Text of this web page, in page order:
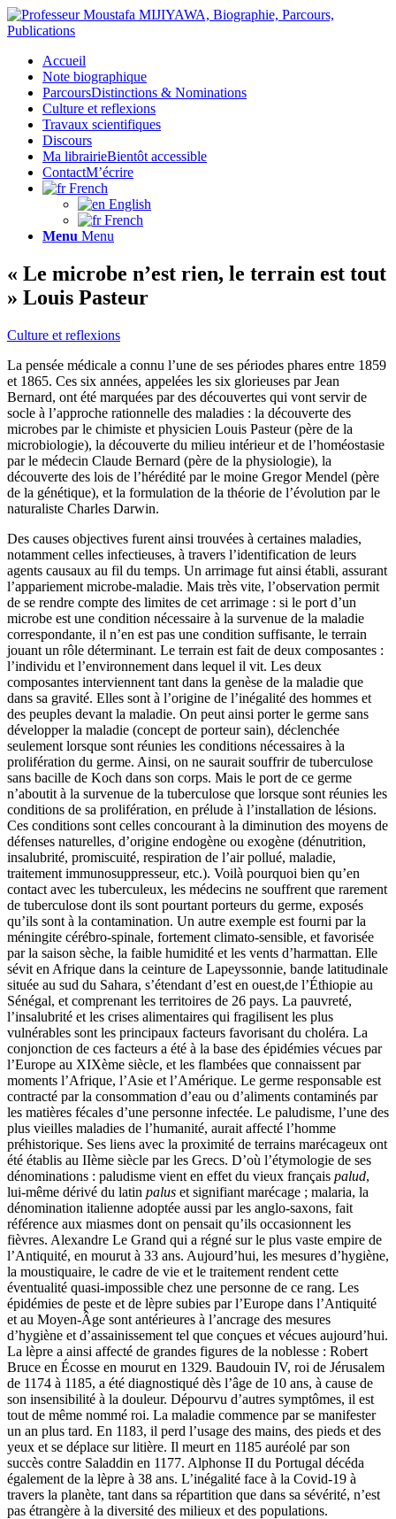
Accueil
Note biographique
ParcoursDistinctions & Nominations
Culture et reflexions
Travaux scientifiques
Discours
Ma librairieBientôt accessible
ContactM’écrire
French
English
French
Menu Menu
« Le microbe n’est rien, le terrain est tout
» Louis Pasteur
Culture et reflexions
La pensée médicale a connu l’une de ses périodes phares entre 1859
et 1865. Ces six années, appelées les six glorieuses par Jean
Bernard, ont été marquées par des découvertes qui vont servir de
socle à l’approche rationnelle des maladies : la découverte des
microbes par le chimiste et physicien Louis Pasteur (père de la
microbiologie), la découverte du milieu intérieur et de l’homéostasie
par le médecin Claude Bernard (père de la physiologie), la
découverte des lois de l’hérédité par le moine Gregor Mendel (père
de la génétique), et la formulation de la théorie de l’évolution par le
naturaliste Charles Darwin.
Des causes objectives furent ainsi trouvées à certaines maladies,
notamment celles infectieuses, à travers l’identification de leurs
agents causaux au fil du temps. Un arrimage fut ainsi établi, assurant
l’appariement microbe-maladie. Mais très vite, l’observation permit
de se rendre compte des limites de cet arrimage : si le port d’un
microbe est une condition nécessaire à la survenue de la maladie
correspondante, il n’en est pas une condition suffisante, le terrain
jouant un rôle déterminant. Le terrain est fait de deux composantes :
l’individu et l’environnement dans lequel il vit. Les deux
composantes interviennent tant dans la genèse de la maladie que
dans sa gravité. Elles sont à l’origine de l’inégalité des hommes et
des peuples devant la maladie. On peut ainsi porter le germe sans
développer la maladie (concept de porteur sain), déclenchée
seulement lorsque sont réunies les conditions nécessaires à la
prolifération du germe. Ainsi, on ne saurait souffrir de tuberculose
sans bacille de Koch dans son corps. Mais le port de ce germe
n’aboutit à la survenue de la tuberculose que lorsque sont réunies les
conditions de sa prolifération, en prélude à l’installation de lésions.
Ces conditions sont celles concourant à la diminution des moyens de
défenses naturelles, d’origine endogène ou exogène (dénutrition,
insalubrité, promiscuité, respiration de l’air pollué, maladie,
traitement immunosuppresseur, etc.). Voilà pourquoi bien qu’en
contact avec les tuberculeux, les médecins ne souffrent que rarement
de tuberculose dont ils sont pourtant porteurs du germe, exposés
qu’ils sont à la contamination. Un autre exemple est fourni par la
méningite cérébro-spinale, fortement climato-sensible, et favorisée
par la saison sèche, la faible humidité et les vents d’harmattan. Elle
sévit en Afrique dans la ceinture de Lapeyssonnie, bande latitudinale
située au sud du Sahara, s’étendant d’est en ouest,de l’Éthiopie au
Sénégal, et comprenant les territoires de 26 pays. La pauvreté,
l’insalubrité et les crises alimentaires qui fragilisent les plus
vulnérables sont les principaux facteurs favorisant du choléra. La
conjonction de ces facteurs a été à la base des épidémies vécues par
l’Europe au XIXème siècle, et les flambées que connaissent par
moments l’Afrique, l’Asie et l’Amérique. Le germe responsable est
contracté par la consommation d’eau ou d’aliments contaminés par
les matières fécales d’une personne infectée. Le paludisme, l’une des
plus vieilles maladies de l’humanité, aurait affecté l’homme
préhistorique. Ses liens avec la proximité de terrains marécageux ont
été établis au IIème siècle par les Grecs. D’où l’étymologie de ses
dénominations : paludisme vient en effet du vieux français palud,
lui-même dérivé du latin palus et signifiant marécage ; malaria, la
dénomination italienne adoptée aussi par les anglo-saxons, fait
référence aux miasmes dont on pensait qu’ils occasionnent les
fièvres. Alexandre Le Grand qui a régné sur le plus vaste empire de
l’Antiquité, en mourut à 33 ans. Aujourd’hui, les mesures d’hygiène,
la moustiquaire, le cadre de vie et le traitement rendent cette
éventualité quasi-impossible chez une personne de ce rang. Les
épidémies de peste et de lèpre subies par l’Europe dans l’Antiquité
et au Moyen-Âge sont antérieures à l’ancrage des mesures
d’hygiène et d’assainissement tel que conçues et vécues aujourd’hui.
La lèpre a ainsi affecté de grandes figures de la noblesse : Robert
Bruce en Écosse en mourut en 1329. Baudouin IV, roi de Jérusalem
de 1174 à 1185, a été diagnostiqué dès l’âge de 10 ans, à cause de
son insensibilité à la douleur. Dépourvu d’autres symptômes, il est
tout de même nommé roi. La maladie commence par se manifester
un an plus tard. En 1183, il perd l’usage des mains, des pieds et des
yeux et se déplace sur litière. Il meurt en 1185 auréolé par son
succès contre Saladdin en 1177. Alphonse II du Portugal décéda
également de la lèpre à 38 ans. L’inégalité face à la Covid-19 à
travers la planète, tant dans sa répartition que dans sa sévérité, n’est
pas étrangère à la diversité des milieux et des populations.